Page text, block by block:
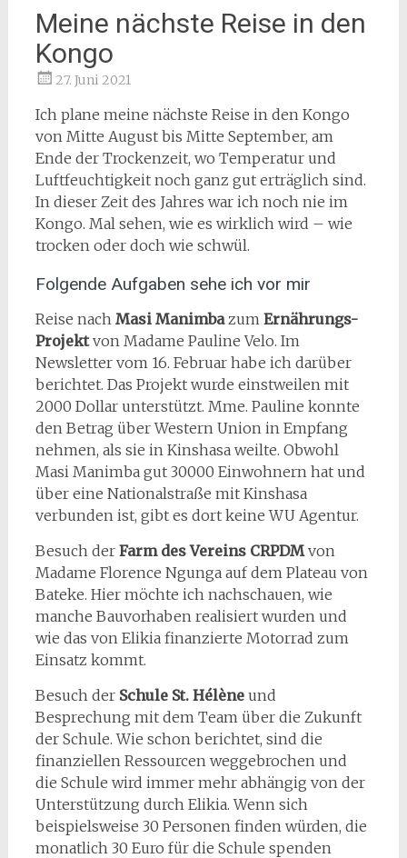
Meine nächste Reise in den
Kongo
27. Juni 2021
Ich plane meine nächste Reise in den Kongo
von Mitte August bis Mitte September, am
Ende der Trockenzeit, wo Temperatur und
Luftfeuchtigkeit noch ganz gut erträglich sind.
In dieser Zeit des Jahres war ich noch nie im
Kongo. Mal sehen, wie es wirklich wird – wie
trocken oder doch wie schwül.
Folgende Aufgaben sehe ich vor mir
Reise nach Masi Manimbazum Ernährungs-
Projektvon Madame Pauline Velo. Im
Newsletter vom 16. Februar habe ich darüber
berichtet. Das Projekt wurde einstweilen mit
2000 Dollar unterstützt. Mme. Pauline konnte
den Betrag über Western Union in Empfang
nehmen, als sie in Kinshasa weilte. Obwohl
Masi Manimba gut 30000 Einwohnern hat und
über eine Nationalstraße mit Kinshasa
verbunden ist, gibt es dort keine WU Agentur.
Besuch der Farm des Vereins CRPDMvon
Madame Florence Ngunga auf dem Plateau von
Bateke. Hier möchte ich nachschauen, wie
manche Bauvorhaben realisiert wurden und
wie das von Elikia finanzierte Motorrad zum
Einsatz kommt.
Besuch der Schule St. Hélèneund
Besprechung mit dem Team über die Zukunft
der Schule. Wie schon berichtet, sind die
finanziellen Ressourcen weggebrochen und
die Schule wird immer mehr abhängig von der
Unterstützung durch Elikia. Wenn sich
beispielsweise 30 Personen finden würden, die
monatlich 30 Euro für die Schule spenden